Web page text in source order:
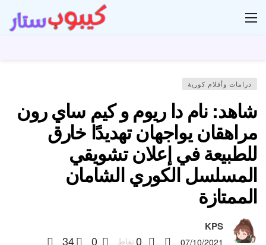
درامات وأفلام كورية
شاهد: نام دا ريوم و كيم ساي رون
مراهقان يواجهان تهديدًا خارق
للطبيعة في إعلان تشويقي
المسلسل الكوري الشامان
الممتازة
KPS
07/10/2021
0 نقاط 0
34